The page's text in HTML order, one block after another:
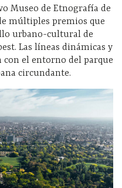
Museo de Etnografía de
múltiples premios que
urbano-cultural de
Las líneas dinámicas y
el entorno del parque
circundante.